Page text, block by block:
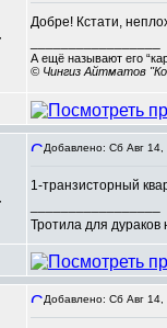
Добре! Кстати,
А ещё называют его
© Чингиз Айтматов
Добавлено: Сб Авг
1-транзисторный
Тротила для
Добавлено: Сб Авг